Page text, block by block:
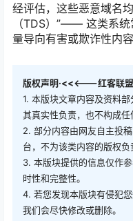
经评估，这些恶意域名
（TDS）”—— 这类系
量导向有害或欺诈性内容
版权声明·<<<---红客联
1. 本版块文章内容及资料
其真实性负责，也不构成任
2. 部分内容由网友自主投
台，不为该类内容的版权负
3. 本版块提供的信息仅作
时性和完整性。
4. 若您发现本版块有侵犯
我们会尽快修改或删除。